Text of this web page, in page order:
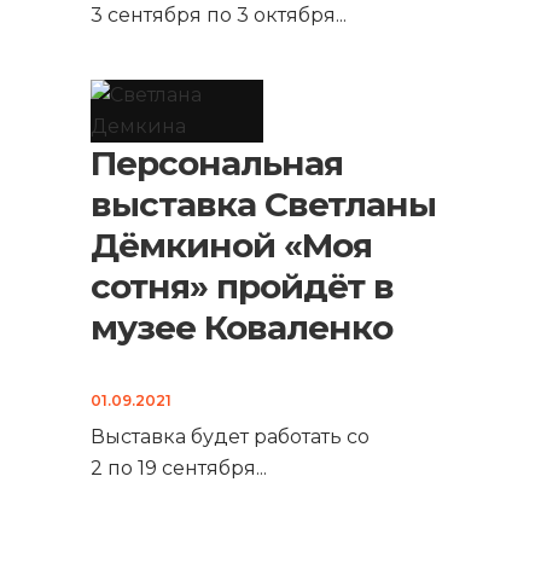
3 сентября по 3 октября...
Персональная
выставка Светланы
Дёмкиной «Моя
сотня» пройдёт в
музее Коваленко
01.09.2021
Выставка будет работать со
2 по 19 сентября...